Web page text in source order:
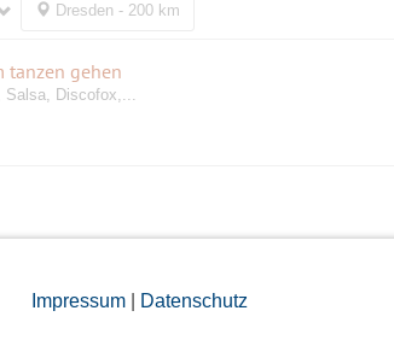
Impressum| Datenschutz
Dresden - 200 km
tanzen gehen
Salsa, Discofox,...